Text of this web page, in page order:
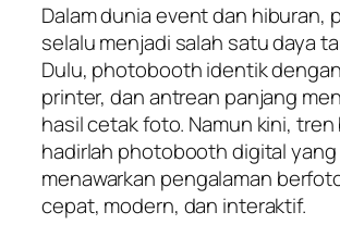
Dalam dunia event dan hiburan,
selalu menjadi salah satu daya
Dulu, photobooth identik
printer, dan antrean panjang
hasil cetak foto. Namun kini,
hadirlah photobooth digital yang
menawarkan pengalaman
cepat, modern, dan interaktif.